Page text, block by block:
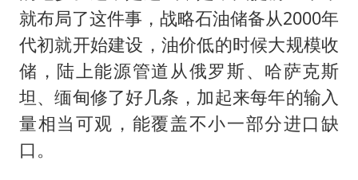
就布局了这件事，战略石油储备从2000年
代初就开始建设，油价低的时候大规模收
储，陆上能源管道从俄罗斯、哈萨克斯
坦、缅甸修了好几条，加起来每年的输入
量相当可观，能覆盖不小一部分进口缺
口。